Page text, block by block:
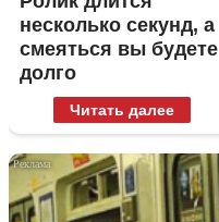
несколько секунд, а
смеяться вы будете
долго
Читать далее